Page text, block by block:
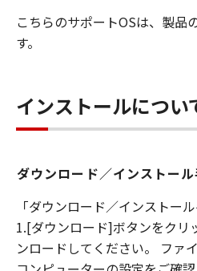
こちらのサポートOSは、製品
す。
インストールについ
ダウンロード／インストー
「ダウンロード／インストール
1.[ダウンロード]ボタンをクリ
ンロードしてください。 ファ